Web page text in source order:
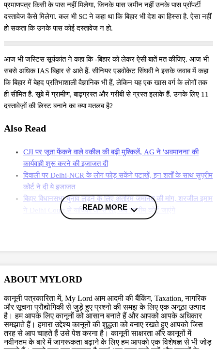
प्रमाणपत्र किसी के पास नहीं मिलेगा, जिनके पास जमीन नहीं उनके पास प्रॉपर्टी
दस्तावेज कैसे मिलेगा. कल भी SC ने कहा था कि बिहार भी देश का हिस्सा है. ऐसा नहीं
हो सकता कि उनके पास कोई दस्तावेज न हो.
आज भी जस्टिस सूर्यकांत ने कहा कि -बिहार को लेकर ऐसी बातें मत कीजिए. आज भी
सबसे अधिक IAS बिहार से आते हैं. सीनियर एडवोकेट सिंघवी ने इसके जवाब में कहा
कि बिहार में बेहद प्रतिभाशाली वैज्ञानिक भी हैं, लेकिन यह एक खास वर्ग के लोगों तक
ही सीमित है. सूबे में ग्रामीण, बाढ़ग्रस्त और गरीबी से ग्रस्त इलाके हैं. उनके लिए 11
दस्तावेज़ों की लिस्ट बनाने का क्या मतलब है?
Also Read
CJI पर जूता फेंकने वाले वकील की बढ़ी मुश्किलें, AG ने 'अवमानना' की
कार्यवाही शुरू करने की इजाजत दी
दिवाली पर Delhi-NCR के लोग फोड़ सकेंगे पटाखें, इन शर्तों के साथ सुप्रीम
कोर्ट ने दी ये इजाजत
बिहार विधानसभा चुनाव लड़ने के लिए अंतरिम जमानत की मांग, शरजील इमाम
ने Delhi Court से याचिका वापस ली, अब सुप्रीम कोर्ट जाएंगे
के नाम कट जाएगे. बेंच की अध्यक्षता कर रहे जस्टिस सूर्यकांत ने कहा कि अगर 7.9
करोड़ से 7.24 करोड़ मतदाता वोटर लिस्ट के पुनरीक्षण की प्रकिया में शामिल हो रहे है
तो फिर एक करोड़ वोट कटने की बात कहां से आ गई. दरअसल चुनाव आयोग की ओर
से कोर्ट को बताया गया था कि करीब 7.9 करोड़ वोटर में से 6.5 करोड़ लोगो ऐसे लोगो
की कोई दस्तावेज दाखिल करने की जरूरत नहीं है, जिनका नाम 2003 की मतदाता
सूची में है.
READ MORE
ABOUT MYLORD
कानूनी पत्रकारिता में, My Lord आम आदमी की बैंकिंग, Taxation, नागरिक
और सूचना प्रौद्योगिकी से जुड़े हुए प्रश्नो की समझ के लिए एक अनूठा उत्पाद
है। हम आपके लिए कानूनों को आसान बनाते हैं और आपको आपके अधिकार
समझाते हैं। हमारा उद्देश्य कानूनों की शुद्धता को बनाए रखते हुए आपको जिस
तरह से आप चाहते हैं उसे पेश करना है। कानूनी साक्षरता और कानूनों में
नवीनतम के बारे में जागरूकता बढ़ाने के लिए हम आपको एक विशेषज्ञ से भी जोड़